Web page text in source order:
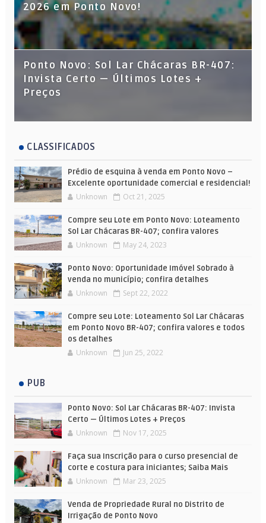
2026 em Ponto Novo!
Ponto Novo: Sol Lar Chácaras BR-407:
Invista Certo — Últimos Lotes +
Preços
CLASSIFICADOS
Prédio de esquina à venda em Ponto Novo –
Excelente oportunidade comercial e residencial!
Unknown Oct 21, 2025
Compre seu Lote em Ponto Novo: Loteamento
Sol Lar Chácaras BR-407; confira valores
Unknown May 24, 2023
Ponto Novo: Oportunidade Imóvel Sobrado à
venda no município; confira detalhes
Unknown Sept 22, 2022
Compre seu Lote: Loteamento Sol Lar Chácaras
em Ponto Novo BR-407; confira valores e todos
os detalhes
Unknown Jun 25, 2022
PUB
Ponto Novo: Sol Lar Chácaras BR-407: Invista
Certo — Últimos Lotes + Preços
Unknown Nov 17, 2025
Faça sua Inscrição para o curso presencial de
corte e costura para iniciantes; Saiba Mais
Unknown Mar 23, 2025
Venda de Propriedade Rural no Distrito de
Irrigação de Ponto Novo